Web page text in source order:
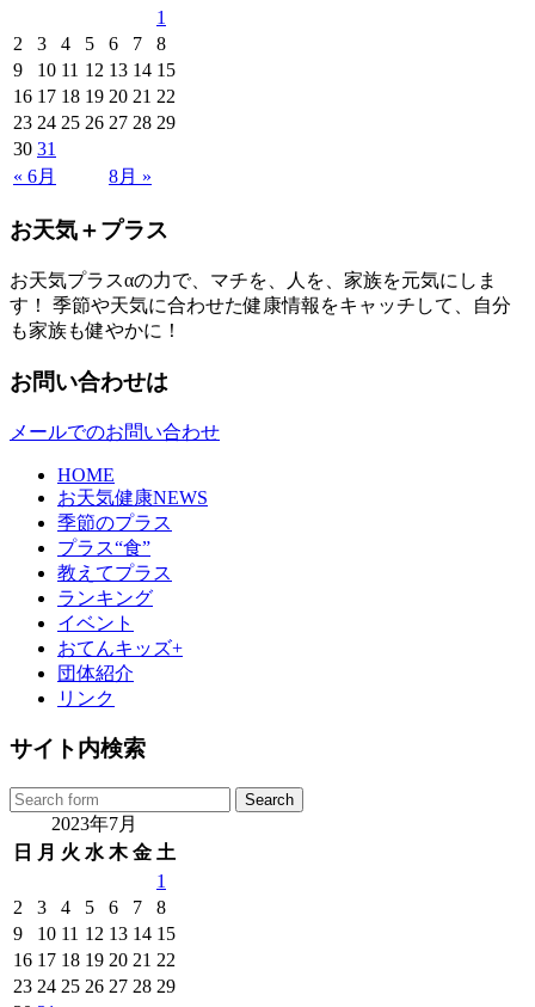
« 6月 8月 »
1
2
3 4 5 6 7
8
9
10 11 12 13 14 15
16 17 18 19 20 21 22
23 24 25 26 27 28 29
30 31
お天気＋プラス
お天気プラスαの力で、マチを、人を、家族を元気にしま
す！ 季節や天気に合わせた健康情報をキャッチして、自分
も家族も健やかに！
お問い合わせは
メールでのお問い合わせ
HOME
お天気健康NEWS
季節のプラス
プラス“食”
教えてプラス
ランキング
イベント
おてんキッズ+
団体紹介
リンク
サイト内検索
2023年7月
日
月 火 水 木 金 土
1
2
3 4 5 6 7
8
9
10 11 12 13 14 15
16 17 18 19 20 21 22
23 24 25 26 27 28 29